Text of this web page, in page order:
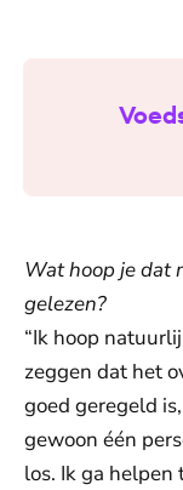
Wat hoop je dat
gelezen?
“Ik hoop
zeggen dat het
goed geregeld
gewoon één
los. Ik ga helpen